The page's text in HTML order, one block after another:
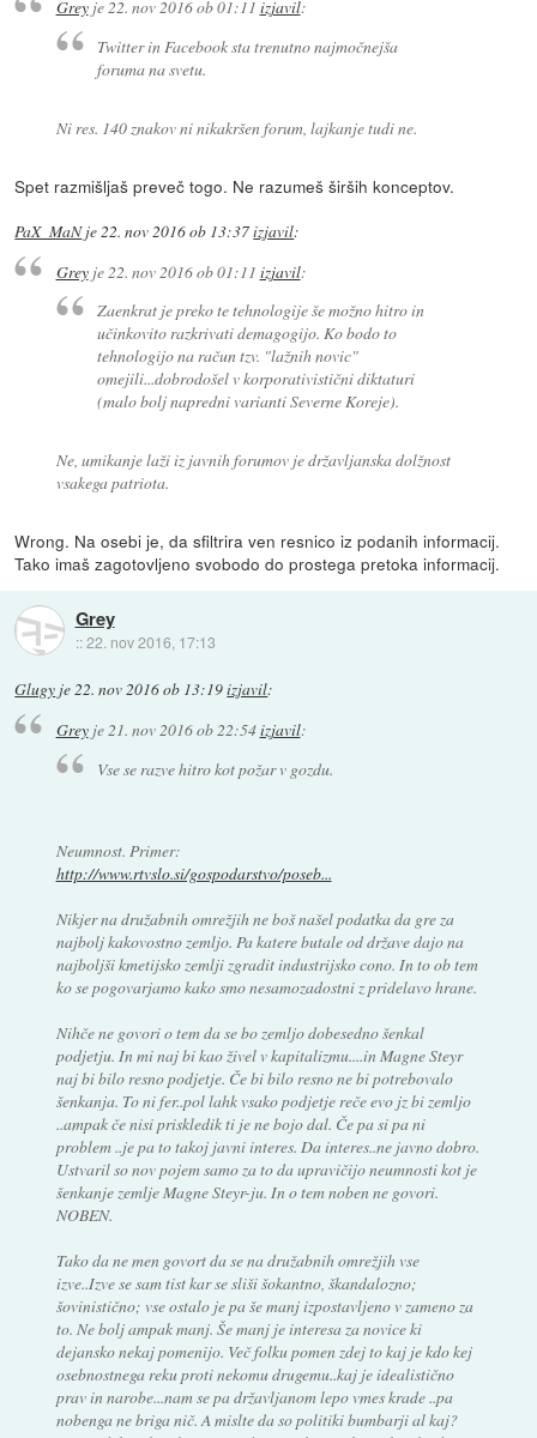
Greyje22. nov 2016 ob 01:11 izjavil:
Twitter in Facebook sta trenutno najmočnejša
foruma na svetu.
Ni res. 140 znakov ni nikakršen forum, lajkanje tudi ne.
Spet razmišljaš preveč togo. Ne razumeš širših konceptov.
PaX_MaNje22. nov 2016 ob 13:37izjavil:
Greyje 22. nov 2016 ob 01:11 izjavil:
Zaenkrat je preko te tehnologije še možno hitro in
učinkovito razkrivati demagogijo. Ko bodo to
tehnologijo na račun tzv. "lažnih novic"
omejili...dobrodošel v korporativistični diktaturi
(malo bolj napredni varianti Severne Koreje).
Ne, umikanje laži iz javnih forumov je državljanska dolžnost
vsakega patriota.
Wrong. Na osebi je, da sfiltrira ven resnico iz podanih informacij.
Tako imaš zagotovljeno svobodo do prostega pretoka informacij.
Grey
::22. nov 2016, 17:13
Glugy je22. nov 2016 ob 13:19izjavil:
Greyje21. nov 2016 ob 22:54izjavil:
Vse se razve hitro kot požar v gozdu.
Neumnost. Primer:
http://www.rtvslo.si/gospodarstvo/poseb...
Nikjer na družabnih omrežjih ne boš našel podatka da gre za
najbolj kakovostno zemljo. Pa katere butale od države dajo na
najboljši kmetijsko zemlji zgradit industrijsko cono. In to ob tem
ko se pogovarjamo kako smo nesamozadostni z pridelavo hrane.
Nihče ne govori o tem da se bo zemljo dobesedno šenkal
podjetju. In mi naj bi kao živel v kapitalizmu....in Magne Steyr
naj bi bilo resno podjetje. Če bi bilo resno ne bi potrebovalo
šenkanja. To ni fer..pol lahk vsako podjetje reče evo jz bi zemljo
..ampak če nisi priskledik ti je ne bojo dal. Če pa si pa ni
problem ..je pa to takoj javni interes. Da interes..ne javno dobro.
Ustvaril so nov pojem samo za to da upravičijo neumnosti kot je
šenkanje zemlje Magne Steyr-ju. In o tem noben ne govori.
NOBEN.
Tako da ne men govort da se na družabnih omrežjih vse
izve..Izve se sam tist kar se sliši šokantno, škandalozno;
šovinistično; vse ostalo je pa še manj izpostavljeno v zameno za
to. Ne bolj ampak manj. Še manj je interesa za novice ki
dejansko nekaj pomenijo. Več folku pomen zdej to kaj je kdo kej
osebnostnega reku proti nekomu drugemu..kaj je idealistično
prav in narobe...nam se pa državljanom lepo vmes krade ..pa
nobenga ne briga nič. A mislte da so politiki bumbarji al kaj?